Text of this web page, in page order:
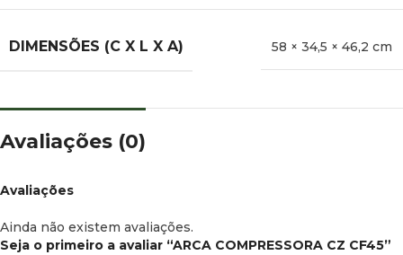
DIMENSÕES (C X L X A) 58 × 34,5 × 46,2 cm
Avaliações (0)
Avaliações
Ainda não existem avaliações.
Seja o primeiro a avaliar “ARCA COMPRESSORA CZ CF45”